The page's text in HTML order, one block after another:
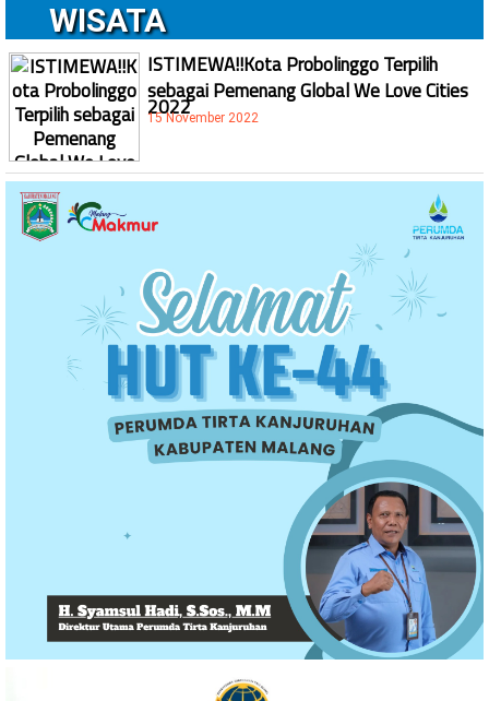
WISATA
ISTIMEWA!!Kota Probolinggo Terpilih
sebagai Pemenang Global We Love Cities
2022
15 November 2022